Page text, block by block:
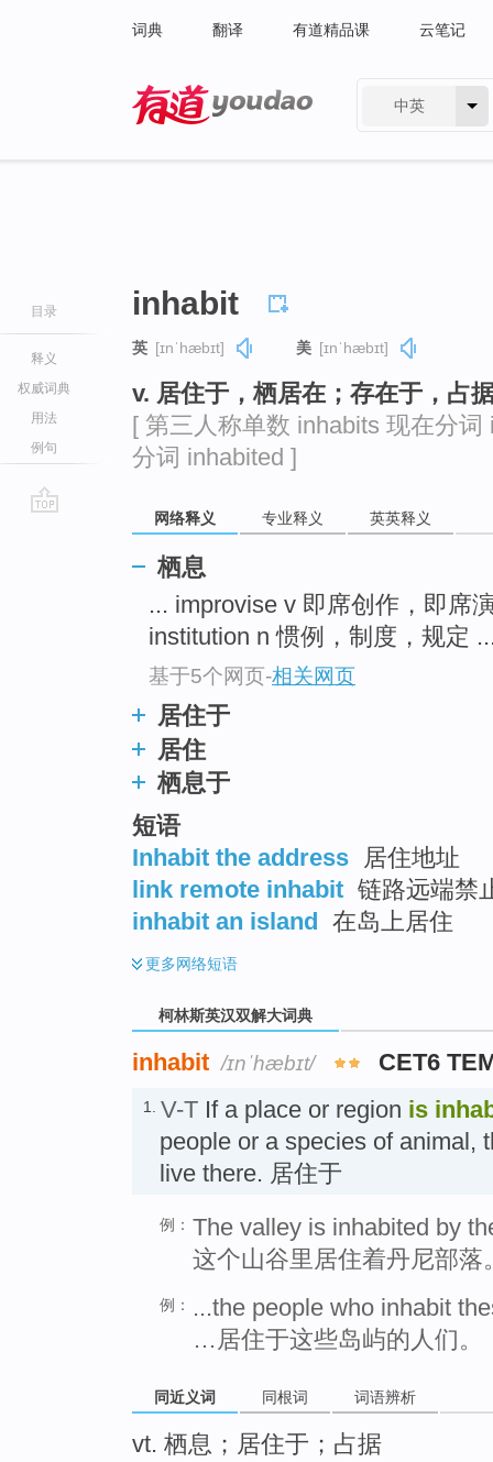
词典 翻译 有道精品课 云笔记
中英
目录
释义
权威词典
用法
例句
inhabit
英 [ɪnˈhæbɪt] 美 [ɪnˈhæbɪt]
v. 居住于，栖居在；存在于，占
[ 第三人称单数 inhabits 现在分
分词 inhabited ]
网络释义 专业释义 英英释义
栖息
... improvise v 即席创作，即席
institution n 惯例，制度，规定
基于5个网页-相关网页
居住于
居住
栖息于
短语
Inhabit the address
居住地址
link remote inhabit 链路远端禁
inhabit an island 在岛上居住
更多网络短语
柯林斯英汉双解大词典
inhabit /ɪnˈhæbɪt/ CET6
1. V-T If a place or region is
people or a species of animal,
live there. 居住于
例： The valley is inhabited by
这个山谷里居住着丹尼部落
例：
...the people who inhabit
…居住于这些岛屿的人们。
同近义词 同根词 词语辨析
vt. 栖息；居住于；占据